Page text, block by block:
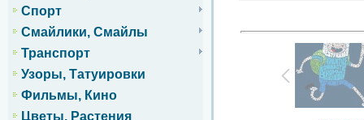
Спорт
Смайлики, Смайлы
Транспорт
Узоры, Татуировки
Фильмы, Кино
Цветы, Растения